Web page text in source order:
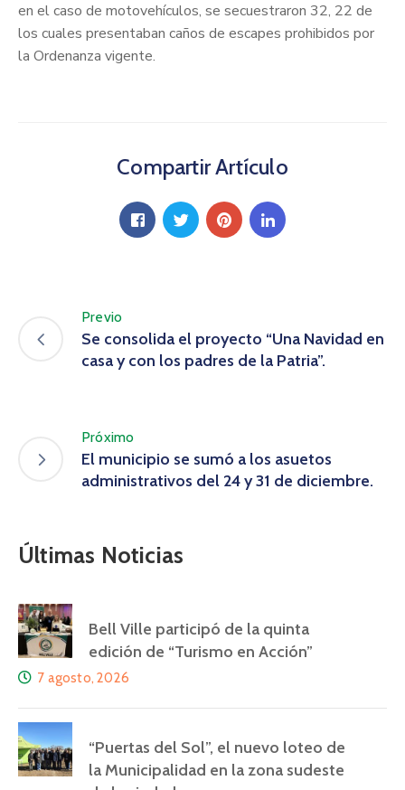
en el caso de motovehículos, se secuestraron 32, 22 de
los cuales presentaban caños de escapes prohibidos por
la Ordenanza vigente.
Compartir Artículo
Previo
Se consolida el proyecto “Una Navidad en
casa y con los padres de la Patria”.
Próximo
El municipio se sumó a los asuetos
administrativos del 24 y 31 de diciembre.
Últimas Noticias
Bell Ville participó de la quinta
edición de “Turismo en Acción”
7 agosto, 2026
“Puertas del Sol”, el nuevo loteo de
la Municipalidad en la zona sudeste